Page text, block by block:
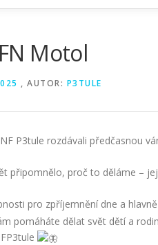
Motol
, AUTOR: P3TULE
P3tule rozdávali předčasnou
připomnělo, proč to děláme –
pro zpříjemnění dne a
pomáháte dělat svět dětí a